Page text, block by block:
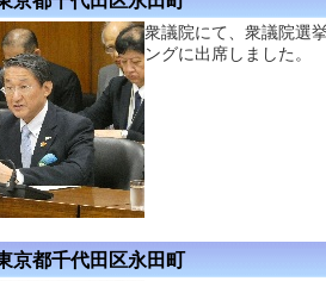
衆議院にて、衆議院選
ングに出席しました。
都千代田区永田町